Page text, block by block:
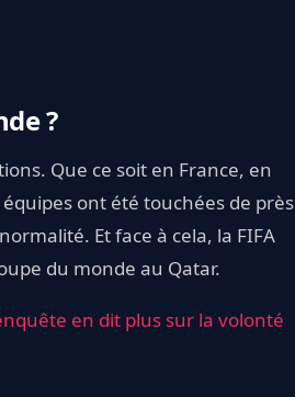
?
Que ce soit en France, en
ont été touchées de près
Et face à cela, la FIFA
du monde au Qatar.
en dit plus sur la volonté